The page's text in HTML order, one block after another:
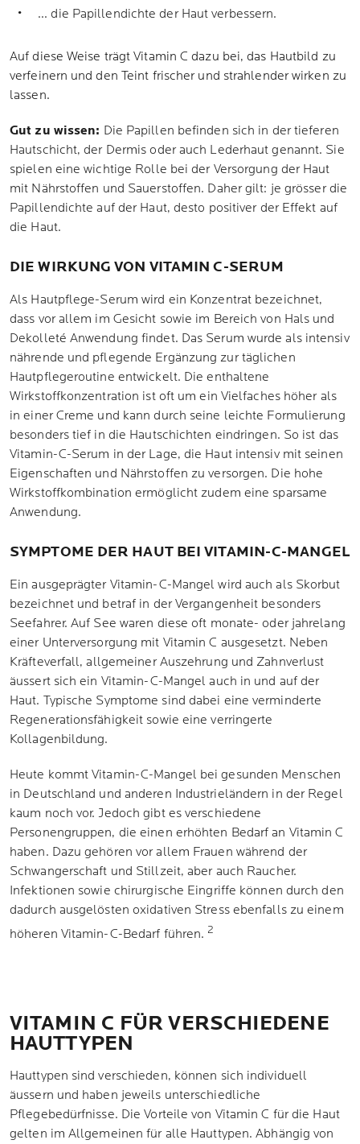
... die Papillendichte der Haut verbessern.
Auf diese Weise trägt Vitamin C dazu bei, das Hautbild zu
verfeinern und den Teint frischer und strahlender wirken zu
lassen.
Gut zu wissen: Die Papillen befinden sich in der tieferen
Hautschicht, der Dermis oder auch Lederhaut genannt. Sie
spielen eine wichtige Rolle bei der Versorgung der Haut
mit Nährstoffen und Sauerstoffen. Daher gilt: je grösser die
Papillendichte auf der Haut, desto positiver der Effekt auf
die Haut.
DIE WIRKUNG VON VITAMIN C-SERUM
Als Hautpflege-Serum wird ein Konzentrat bezeichnet,
dass vor allem im Gesicht sowie im Bereich von Hals und
Dekolleté Anwendung findet. Das Serum wurde als intensiv
nährende und pflegende Ergänzung zur täglichen
Hautpflegeroutine entwickelt. Die enthaltene
Wirkstoffkonzentration ist oft um ein Vielfaches höher als
in einer Creme und kann durch seine leichte Formulierung
besonders tief in die Hautschichten eindringen. So ist das
Vitamin-C-Serum in der Lage, die Haut intensiv mit seinen
Eigenschaften und Nährstoffen zu versorgen. Die hohe
Wirkstoffkombination ermöglicht zudem eine sparsame
Anwendung.
SYMPTOME DER HAUT BEI VITAMIN-C-MANGEL
Ein ausgeprägter Vitamin-C-Mangel wird auch als Skorbut
bezeichnet und betraf in der Vergangenheit besonders
Seefahrer. Auf See waren diese oft monate- oder jahrelang
einer Unterversorgung mit Vitamin C ausgesetzt. Neben
Kräfteverfall, allgemeiner Auszehrung und Zahnverlust
äussert sich ein Vitamin-C-Mangel auch in und auf der
Haut. Typische Symptome sind dabei eine verminderte
Regenerationsfähigkeit sowie eine verringerte
Kollagenbildung.
Heute kommt Vitamin-C-Mangel bei gesunden Menschen
in Deutschland und anderen Industrieländern in der Regel
kaum noch vor. Jedoch gibt es verschiedene
Personengruppen, die einen erhöhten Bedarf an Vitamin C
haben. Dazu gehören vor allem Frauen während der
Schwangerschaft und Stillzeit, aber auch Raucher.
Infektionen sowie chirurgische Eingriffe können durch den
dadurch ausgelösten oxidativen Stress ebenfalls zu einem
höheren Vitamin-C-Bedarf führen. 2
VITAMIN C FÜR VERSCHIEDENE
HAUTTYPEN
Hauttypen sind verschieden, können sich individuell
äussern und haben jeweils unterschiedliche
Pflegebedürfnisse. Die Vorteile von Vitamin C für die Haut
gelten im Allgemeinen für alle Hauttypen. Abhängig von